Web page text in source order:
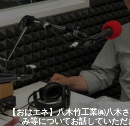
【おはエネ】八木竹工業㈱八木
み等についてお話していただ